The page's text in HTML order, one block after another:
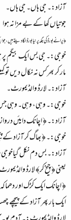
آزاد:۔ جی ہاں۔ جی ہاں۔
جوتیاں کھا کے بے مزا نہ ہوا
﴿ پرانے بورڈ کی جگہ پر نیا بورڈ لگا دیتے
خوجی:۔ جی بس ایک بیگم پر
مار کر بھرکس نہ نکال
آزاد:۔ لارڈ والڈیمورٹ۔
خوجی:۔ وہی، وہی۔ وہی جس
آزاد:۔ ﴿ اچانک دایئں
خوجی:۔ ﴿بھاگ کر آزاد کے
آزاد:۔ بس دم نکل گیاخوجی
یعنی ﴿ چیخ کر﴾ لارڈ
﴿ اچانک ایک کڑک اور
ایک بار پھر آزاد کے